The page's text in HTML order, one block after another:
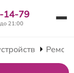
14-79
21:00